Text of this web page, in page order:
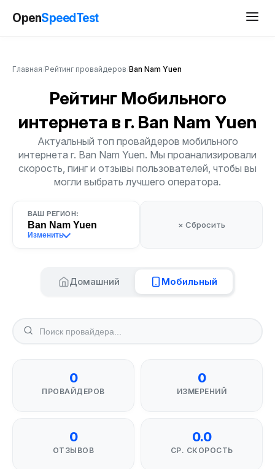
OpenSpeedTest
Главная Рейтинг провайдеров Ban Nam Yuen
Рейтинг Мобильного
интернета в г. Ban Nam Yuen
Актуальный топ провайдеров мобильного
интернета г. Ban Nam Yuen. Мы проанализировали
скорость, пинг и отзывы пользователей, чтобы вы
могли выбрать лучшего оператора.
ВАШ РЕГИОН:
Ban Nam Yuen
Изменить
× Сбросить
Домашний Мобильный
0
ПРОВАЙДЕРОВ
0
ИЗМЕРЕНИЙ
0
ОТЗЫВОВ
0.0
СР. СКОРОСТЬ